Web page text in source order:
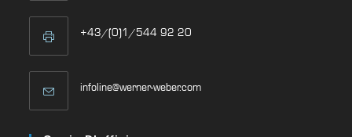
+43/(0)1/544 92 20
infoline@werner-weber.com